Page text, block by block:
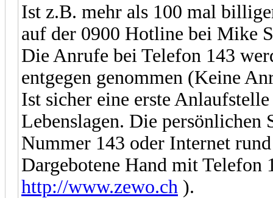
Ist z.B. mehr als 100 mal
auf der 0900 Hotline bei Mike
Die Anrufe bei Telefon 143
entgegen genommen (Keine
Ist sicher eine erste
Lebenslagen. Die persönlichen
Nummer 143 oder Internet
Dargebotene Hand mit
http://www.zewo.ch ).